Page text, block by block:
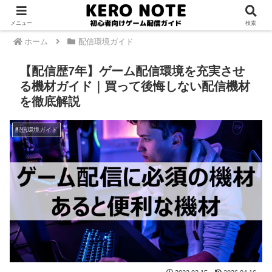
PR
ホーム 配信環境ガイド
【配信歴7年】ゲーム配信環境を充実させ
る機材ガイド｜買って後悔しない配信機材
を徹底解説
配信環境ガイド
メニュー 検索